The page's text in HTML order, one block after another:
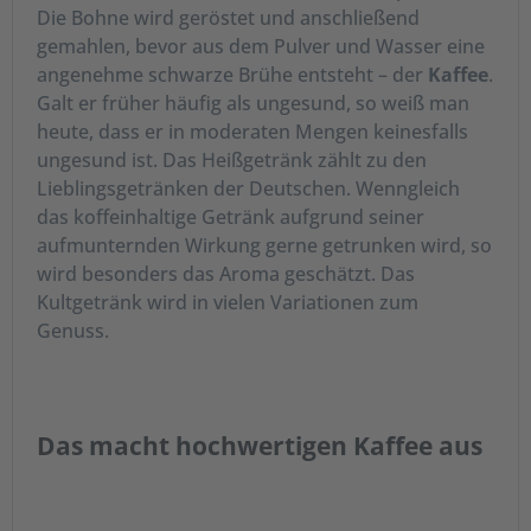
verschiedenen Röstgraden
Hier erhalten Sie exquisite Kaffeebohnen in
verschiedenen Röstungen für einen eher sanften
oder aromatischeren Kaffeegenuss. Viele Faktoren
beeinflussen den Geschmack Ihrer Kaffeebohnen:
Sorte der Kaffeebohnen (Arabica oder Robusta o.a.)
Klimatische Bedingungen am Anbauort
Reifedauer und Zeitpunkt der Ernte
Nasse, trockene oder halbtrockene Aufbereitung der
Kaffeekirschen
Qualität der Röstung
derMacafe Miscela Milanomittelamerikanisches
Die Bohne wird geröstet und anschließend
gemahlen, bevor aus dem Pulver und Wasser eine
angenehme schwarze Brühe entsteht – der Kaffee.
Galt er früher häufig als ungesund, so weiß man
heute, dass er in moderaten Mengen keinesfalls
ungesund ist. Das Heißgetränk zählt zu den
Lieblingsgetränken der Deutschen. Wenngleich
das koffeinhaltige Getränk aufgrund seiner
aufmunternden Wirkung gerne getrunken wird, so
wird besonders das Aroma geschätzt. Das
Kultgetränk wird in vielen Variationen zum
Genuss.
Das macht hochwertigen Kaffee aus